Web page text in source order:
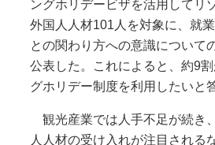
ングホリデービザを活用してリ
外国人人材101人を対象に、就
との関わり方への意識について
公表した。これによると、約9
グホリデー制度を利用したいと
観光産業では人手不足が続き
人人材の受け入れが注目される